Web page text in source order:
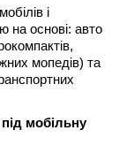
і
на основі: авто
мопедів) та
мобільну